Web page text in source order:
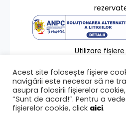
Utilizare
Contact
Ultima modificare a
Acest site folosește fișiere
navigării este necesar să ne
asupra folosirii fișierelor
“Sunt de acord!”. Pentru a
fișierelor cookie, click aici.